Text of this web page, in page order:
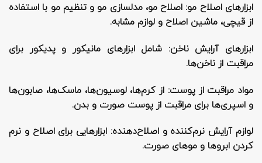
ابزارهای اصلاح مو: اصلاح مو، مدلسازی مو و تنظیم مو با استفاده
از قیچی، ماشین اصلاح و لوازم مشابه.
ابزارهای آرایش ناخن: شامل ابزارهای مانیکور و پدیکور برای
مراقبت از ناخن‌ها.
مواد مراقبت از پوست: از کرم‌ها، لوسیون‌ها، ماسک‌ها، صابون‌ها
و اسپری‌ها برای مراقبت از پوست صورت و بدن.
لوازم آرایش نرم‌کننده و اصلاح‌دهنده: ابزارهایی برای اصلاح و نرم
کردن ابروها و موهای صورت.